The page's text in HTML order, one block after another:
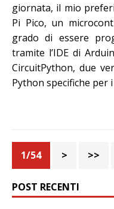
giornata, il mio
Pi Pico, un
grado di essere
tramite l’IDE di
CircuitPython, due
Python specifiche per
1/54 > >>
POST RECENTI